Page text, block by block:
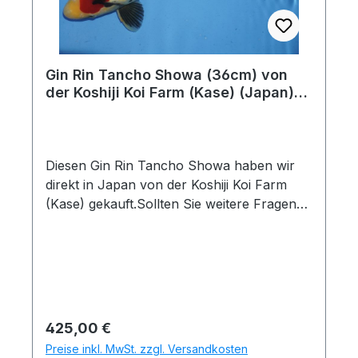
momentanen Zustand zeigen kann! Sollten
starke Unterschiede von Foto zur aktuellen
Entwicklung festgestellt werden, senden wir
Ihnen selbstverständlich vor dem
Zustandekommen des Kaufvertrages
keiner Garantie.
Gin Rin Tancho Showa (36cm) von
der Koshiji Koi Farm (Kase) (Japan)
Diesen Gin Rin Tancho Showa haben wir
direkt in Japan von der Koshiji Koi Farm
(Kase) gekauft.Sollten Sie weitere Fragen
26.11.2025Quarantänehinweis: Dieser Koi
hat mehr als 3 Monate Quarantänezeit
Regulärer Preis:
425,00 €
Preise inkl. MwSt. zzgl. Versandkosten